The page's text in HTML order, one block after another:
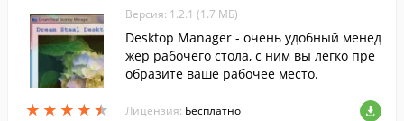
★ ★ ★ ★ ★
★ ★ ★ ★ ★
Версия: 1.2.1 (1.7 МБ)
Desktop Manager - очень удобный менед
жер рабочего стола, с ним вы легко пре
образите ваше рабочее место.
Лицензия: Бесплатно